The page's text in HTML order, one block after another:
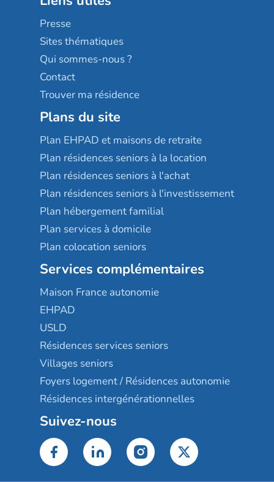
Sérénys
Résidences services Villa Médicis
Presse
Sites thématiques
Qui sommes-nous ?
Contact
Trouver ma résidence
Plans du site
Plan EHPAD et maisons de retraite
Plan résidences seniors à la location
Plan résidences seniors à l'achat
Plan résidences seniors à l'investissement
Plan hébergement familial
Plan services à domicile
Plan colocation seniors
Services complémentaires
Maison France autonomie
EHPAD
USLD
Résidences services seniors
Villages seniors
Foyers logement / Résidences autonomie
Résidences intergénérationnelles
Suivez-nous